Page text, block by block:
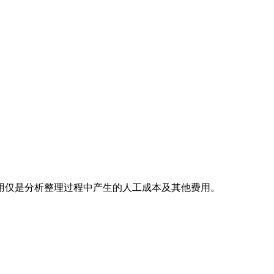
是分析整理过程中产生的人工成本及其他费用。